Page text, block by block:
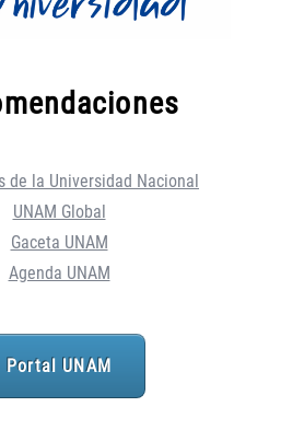
de la Universidad Nacional
UNAM Global
Gaceta UNAM
Agenda UNAM
Portal UNAM